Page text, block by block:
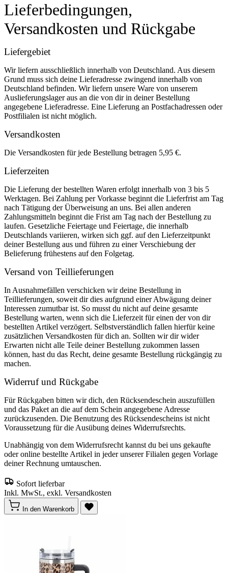
Lieferbedingungen,
Versandkosten und Rückgabe
Liefergebiet
Wir liefern ausschließlich innerhalb von Deutschland. Aus diesem
Grund muss sich deine Lieferadresse zwingend innerhalb von
Deutschland befinden. Wir liefern unsere Ware von unserem
Auslieferungslager aus an die von dir in deiner Bestellung
angegebene Lieferadresse. Eine Lieferung an Postfachadressen oder
Postfilialen ist nicht möglich.
Versandkosten
Die Versandkosten für jede Bestellung betragen 5,95 €.
Lieferzeiten
Die Lieferung der bestellten Waren erfolgt innerhalb von 3 bis 5
Werktagen. Bei Zahlung per Vorkasse beginnt die Lieferfrist am Tag
nach Tätigung der Überweisung an uns. Bei allen anderen
Zahlungsmitteln beginnt die Frist am Tag nach der Bestellung zu
laufen. Gesetzliche Feiertage und Feiertage, die innerhalb
Deutschlands variieren, wirken sich ggf. auf den Lieferzeitpunkt
deiner Bestellung aus und führen zu einer Verschiebung der
Belieferung frühestens auf den Folgetag.
Versand von Teillieferungen
In Ausnahmefällen verschicken wir deine Bestellung in
Teillieferungen, soweit dir dies aufgrund einer Abwägung deiner
Interessen zumutbar ist. So musst du nicht auf deine gesamte
Bestellung warten, wenn sich die Lieferzeit für einen der von dir
bestellten Artikel verzögert. Selbstverständlich fallen hierfür keine
zusätzlichen Versandkosten für dich an. Sollten wir dir wider
Erwarten nicht alle Teile deiner Bestellung zukommen lassen
können, hast du das Recht, deine gesamte Bestellung rückgängig zu
machen.
Widerruf und Rückgabe
Für Rückgaben bitten wir dich, den Rücksendeschein auszufüllen
und das Paket an die auf dem Schein angegebene Adresse
zurückzusenden. Die Benutzung des Rücksendescheins ist nicht
Voraussetzung für die Ausübung deines Widerrufsrechts.
Unabhängig von dem Widerrufsrecht kannst du bei uns gekaufte
oder online bestellte Artikel in jeder unserer Filialen gegen Vorlage
deiner Rechnung umtauschen.
Sofort lieferbar
Inkl. MwSt., exkl. Versandkosten
In den Warenkorb